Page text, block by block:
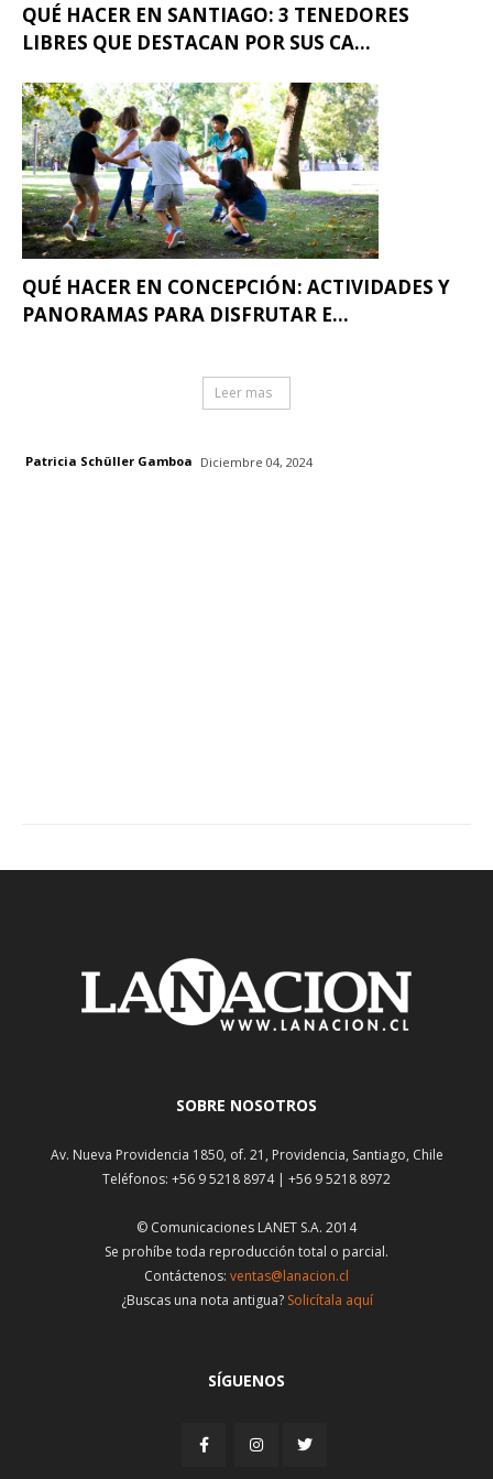
QUÉ HACER EN SANTIAGO: 3 TENEDORES
LIBRES QUE DESTACAN POR SUS CA...
QUÉ HACER EN CONCEPCIÓN: ACTIVIDADES Y
PANORAMAS PARA DISFRUTAR E...
Leer mas
Patricia Schüller Gamboa Diciembre 04, 2024
SOBRE NOSOTROS
Av. Nueva Providencia 1850, of. 21, Providencia, Santiago, Chile
Teléfonos: +56 9 5218 8974 | +56 9 5218 8972
© Comunicaciones LANET S.A. 2014
Se prohíbe toda reproducción total o parcial.
Contáctenos: ventas@lanacion.cl
¿Buscas una nota antigua? Solicítala aquí
SÍGUENOS